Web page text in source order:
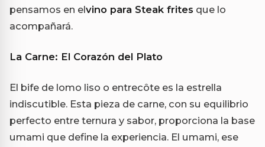
pensamos en elvino para Steak frites que lo
acompañará.
La Carne: El Corazón del Plato
El bife de lomo liso o entrecôte es la estrella
indiscutible. Esta pieza de carne, con su equilibrio
perfecto entre ternura y sabor, proporciona la base
umami que define la experiencia. El umami, ese